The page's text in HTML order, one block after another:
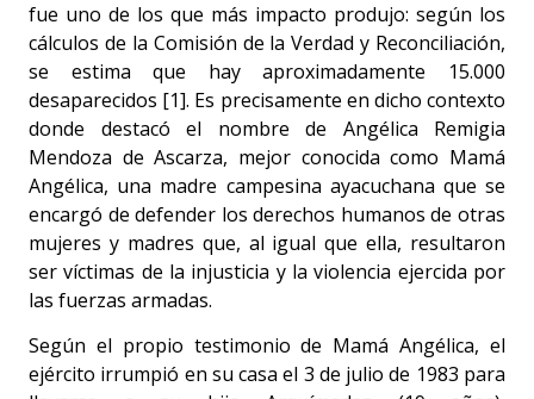
fue uno de los que más impacto produjo: según los
cálculos de la Comisión de la Verdad y Reconciliación,
se estima que hay aproximadamente 15.000
desaparecidos [1]. Es precisamente en dicho contexto
donde destacó el nombre de Angélica Remigia
Mendoza de Ascarza, mejor conocida como Mamá
Angélica, una madre campesina ayacuchana que se
encargó de defender los derechos humanos de otras
mujeres y madres que, al igual que ella, resultaron
ser víctimas de la injusticia y la violencia ejercida por
las fuerzas armadas.
Según el propio testimonio de Mamá Angélica, el
ejército irrumpió en su casa el 3 de julio de 1983 para